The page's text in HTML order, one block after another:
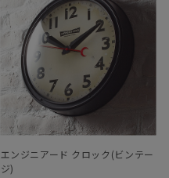
エンジニアード クロック(ビンテー
ジ)